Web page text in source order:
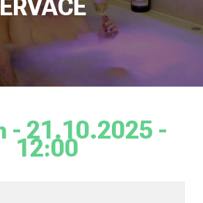
- 21.10.2025 -
12:00